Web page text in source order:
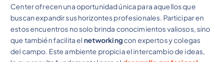
Center ofrecen una oportunidad única para aquellos que
buscan expandir sus horizontes profesionales. Participar en
estos encuentros no solo brinda conocimientos valiosos, sino
que también facilita elnetworkingcon expertos y colegas
del campo. Este ambiente propicia el intercambio de ideas,